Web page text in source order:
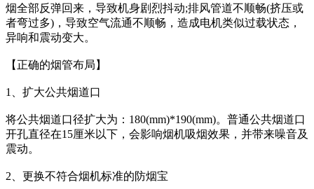
烟全部反弹回来，导致机身剧烈抖动;排风管道不顺畅(挤压或
者弯过多)，导致空气流通不顺畅，造成电机类似过载状态，
异响和震动变大。
【正确的烟管布局】
1、扩大公共烟道口
将公共烟道口径扩大为：180(mm)*190(mm)。普通公共烟道口
开孔直径在15厘米以下，会影响烟机吸烟效果，并带来噪音及
震动。
2、更换不符合烟机标准的防烟宝